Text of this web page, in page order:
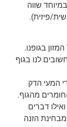
שווה
פיזית).
בגופנו.
לנו בגוף
המעי הדק
מהגוף.
דברים
מבחינת הזנה